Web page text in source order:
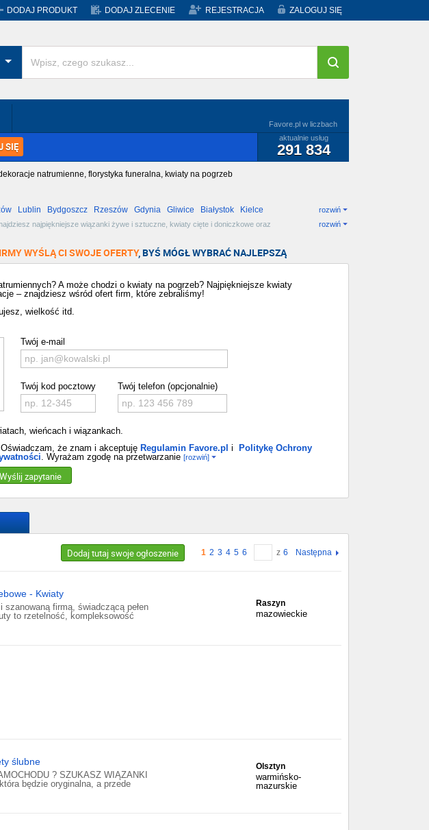
DODAJ PRODUKT DODAJ ZLECENIE REJESTRACJA ZALOGUJ SIĘ
SIĘ
Favore.pl w liczbach
aktualnie usług
291 834
natrumienne, florystyka funeralna, kwiaty na pogrzeb
Lublin Bydgoszcz Rzeszów Gdynia Gliwice Białystok
Kielce
rozwiń
najpiękniejsze wiązanki żywe i sztuczne, kwiaty cięte i doniczkowe oraz
rozwiń
WYŚLĄ CI SWOJE OFERTY, BYŚ MÓGŁ WYBRAĆ NAJLEPSZĄ
A może chodzi o kwiaty na pogrzeb? Najpiękniejsze kwiaty
– znajdziesz wśród ofert firm, które zebraliśmy!
wielkość itd.
Twój e-mail
Twój kod pocztowy Twój telefon (opcjonalnie)
wieńcach i wiązankach.
Oświadczam, że znam i akceptuję Regulamin Favore.pl i
Politykę Ochrony
. Wyrażam zgodę na przetwarzanie [rozwiń]
Wyślij zapytanie
Dodaj tutaj swoje ogłoszenie 1 2 3 4 5 6 z 6 Następna
- Kwiaty
firmą, świadczącą pełen
to rzetelność, kompleksowość
Raszyn
mazowieckie
ślubne
? SZUKASZ WIĄZANKI
będzie oryginalna, a przede
Olsztyn
warmińsko-
mazurskie